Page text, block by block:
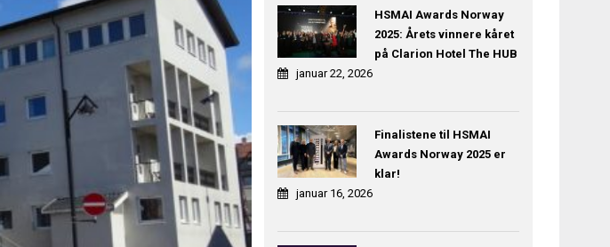
HSMAI Awards Norway
2025: Årets vinnere kåret
på Clarion Hotel The HUB
januar 22, 2026
Finalistene til HSMAI
Awards Norway 2025 er
klar!
januar 16, 2026